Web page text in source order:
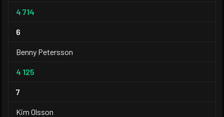
4 714
6
Benny Petersson
4 125
7
Kim Olsson